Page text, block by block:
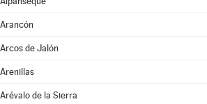
Arancón
Arcos de Jalón
Arenillas
Arévalo de la Sierra